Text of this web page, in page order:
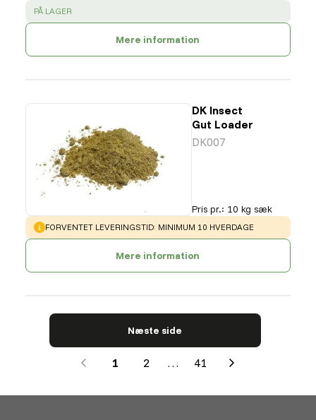
SUCCESS
PÅ LAGER
Mere information
DK Insect
Gut Loader
DK007
Pris pr.: 10 kg sæk
WARNING:
FORVENTET LEVERINGSTID: MINIMUM 10 HVERDAGE
Mere information
Næste side
1 2 … 41
Next